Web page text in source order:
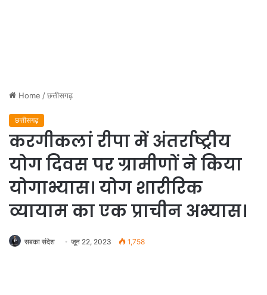
Home /छत्तीसगढ़
छत्तीसगढ़
करगीकलां रीपा में अंतर्राष्ट्रीय
योग दिवस पर ग्रामीणों ने किया
योगाभ्यास। योग शारीरिक
व्यायाम का एक प्राचीन अभ्यास।
सबका संदेश जून 22, 2023 1,758